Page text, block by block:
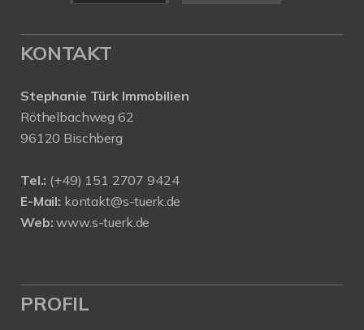
KONTAKT
Stephanie Türk Immobilien
Röthelbachweg 62
96120 Bischberg
Tel.: (+49) 151 2707 9424
E-Mail: kontakt@s-tuerk.de
Web: www.s-tuerk.de
PROFIL